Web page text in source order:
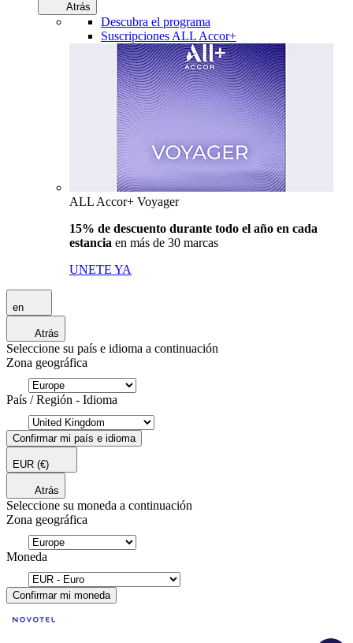
Atrás
Descubra el programa
Suscripciones ALL Accor+
ALL Accor+ Voyager
15% de descuento durante todo el año en cada
estancia en más de 30 marcas
UNETE YA
en
Atrás
Seleccione su país e idioma a continuación
Zona geográfica
País / Región - Idioma
Confirmar mi país e idioma
EUR (€)
Atrás
Seleccione su moneda a continuación
Zona geográfica
Moneda
Confirmar mi moneda